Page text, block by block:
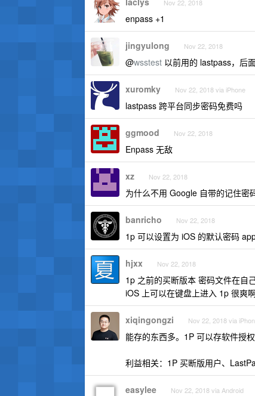
Nov 22, 2018
enpass +1
jingyulong Nov 22, 2018
@wsstest 以前用的 lastpass，后
xuromky Nov 22, 2018 via iPhone
lastpass 跨平台同步密码免费吗
ggmood Nov 22, 2018
Enpass 无敌
xz Nov 22, 2018
为什么不用 Google 自带的记住密
banricho Nov 22, 2018
1p 可以设置为 iOS 的默认密码
hjxx Nov 22, 2018
1p 之前的买断版本 密码文件在自
iOS 上可以在键盘上进入 1p 很爽
xiqingongzi Nov 22, 2018 via
能存的东西多。1P 可以存软件授
利益相关：1P 买断版用户、
easylee Nov 22, 2018 via Android